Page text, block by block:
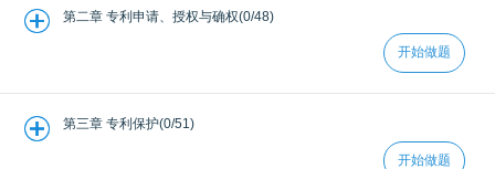
第二章 专利申请、授权与确权(0/48)
开始做题
第三章 专利保护(0/51)
开始做题